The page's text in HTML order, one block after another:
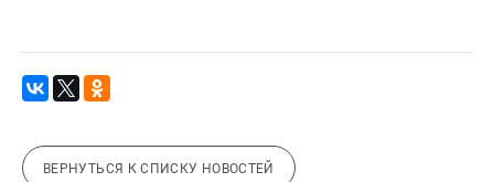
ВЕРНУТЬСЯ К СПИСКУ НОВОСТЕЙ